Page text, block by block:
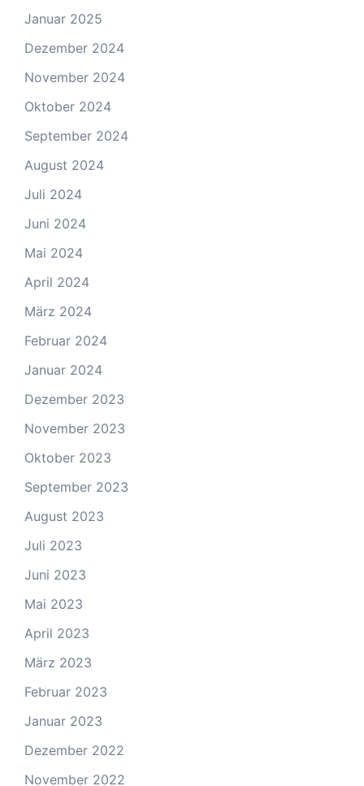
Januar 2025
Dezember 2024
November 2024
Oktober 2024
September 2024
August 2024
Juli 2024
Juni 2024
Mai 2024
April 2024
März 2024
Februar 2024
Januar 2024
Dezember 2023
November 2023
Oktober 2023
September 2023
August 2023
Juli 2023
Juni 2023
Mai 2023
April 2023
März 2023
Februar 2023
Januar 2023
Dezember 2022
November 2022